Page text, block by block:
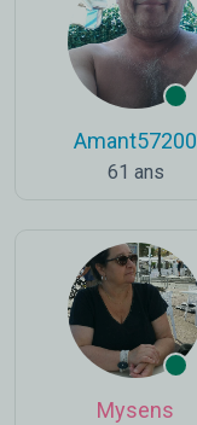
Amant57200
61 ans
Mysens